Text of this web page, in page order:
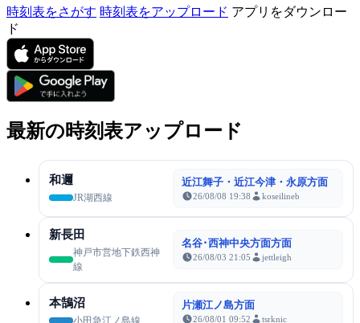
時刻表をさがす 時刻表をアップロード アプリをダウンロー
ド
最新の時刻表アップロード
和邇
JR湖西線
近江舞子・近江今津・永原方面
26/08/08 19:38 koseilineb
新長田
神戸市営地下鉄西神
線
名谷･西神中央方面方面
26/08/03 21:05 jettleigh
本鵠沼
小田急江ノ島線
片瀬江ノ島方面
26/08/01 09:52 tsrknic